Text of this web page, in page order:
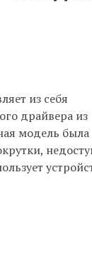
из себя
драйвера из
модель была